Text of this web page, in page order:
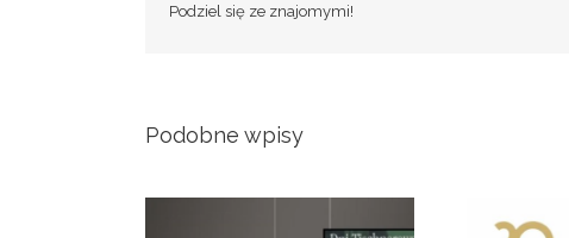
Podziel się ze znajomymi!
Podobne wpisy